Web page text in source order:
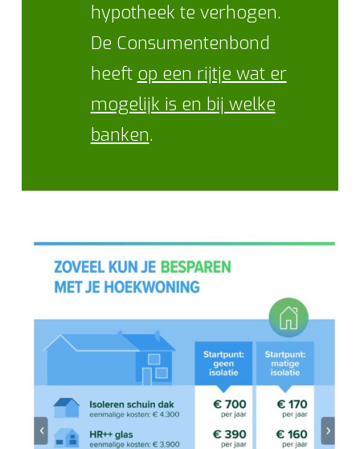
hypotheek te verhogen.
De Consumentenbond
heeft op een rijtje wat er
mogelijk is en bij welke
banken.